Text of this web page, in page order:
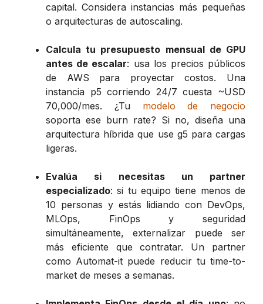
capital. Considera instancias más pequeñas
o arquitecturas de autoscaling.
Calcula tu presupuesto mensual de GPU
antes de escalar: usa los precios públicos
de AWS para proyectar costos. Una
instancia p5 corriendo 24/7 cuesta ~USD
70,000/mes. ¿Tu modelo de negocio
soporta ese burn rate? Si no, diseña una
arquitectura híbrida que use g5 para cargas
ligeras.
Evalúa si necesitas un partner
especializado: si tu equipo tiene menos de
10 personas y estás lidiando con DevOps,
MLOps, FinOps y seguridad
simultáneamente, externalizar puede ser
más eficiente que contratar. Un partner
como Automat-it puede reducir tu time-to-
market de meses a semanas.